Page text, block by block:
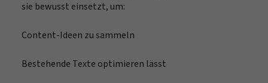
sie bewusst einsetzt, um:
Content-Ideen zu sammeln
Bestehende Texte optimieren lässt